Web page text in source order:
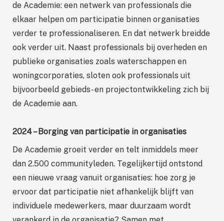
de Academie: een netwerk van professionals die
elkaar helpen om participatie binnen organisaties
verder te professionaliseren. En dat netwerk breidde
ook verder uit. Naast professionals bij overheden en
publieke organisaties zoals waterschappen en
woningcorporaties, sloten ook professionals uit
bijvoorbeeld gebieds- en projectontwikkeling zich bij
de Academie aan.
2024 – Borging van participatie in organisaties
De Academie groeit verder en telt inmiddels meer
dan 2.500 communityleden. Tegelijkertijd ontstond
een nieuwe vraag vanuit organisaties: hoe zorg je
ervoor dat participatie niet afhankelijk blijft van
individuele medewerkers, maar duurzaam wordt